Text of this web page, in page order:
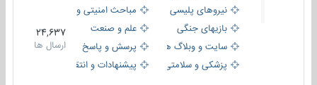
نیروهای پلیسی
مباحث امنیتی و اطلاعاتی
بازیهای جنگی
علم و صنعت
سایت و وبلاگ ها
پرسش و پاسخ
پزشکی و سلامتی
پیشنهادات و انتقادات
24,637
ارسال ها